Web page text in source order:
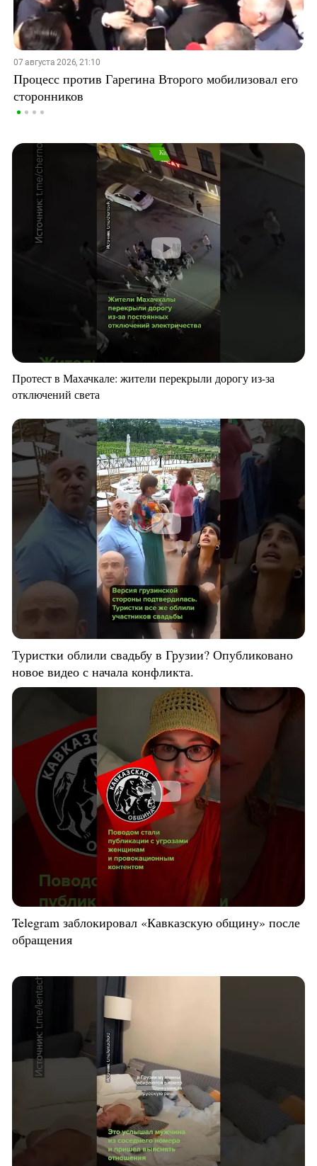
07 августа 2026, 21:10
Процесс против Гарегина Второго мобилизовал его
сторонников
Протест в Махачкале: жители перекрыли дорогу из-за
отключений света
Туристки облили свадьбу в Грузии? Опубликовано
новое видео с начала конфликта.
Telegram заблокировал «Кавказскую общину» после
обращения